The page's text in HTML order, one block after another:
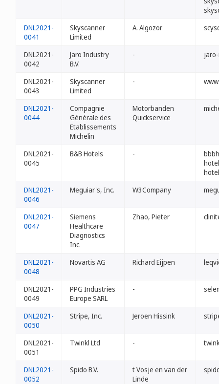
DNL2021-
0041
Skyscanner
Limited
A. Algozor
DNL2021-
0042
Jaro Industry
B.V.
-
DNL2021-
0043
Skyscanner
Limited
-
DNL2021-
0044
Compagnie
Générale des
Etablissements
Michelin
Motorbanden
Quickservice
DNL2021-
0045
B&B Hotels -
DNL2021-
0046
Meguiar's, Inc. W3Company
DNL2021-
0047
Siemens
Healthcare
Diagnostics
Inc.
Zhao, Pieter
DNL2021-
0048
Novartis AG Richard Eijpen
DNL2021-
0049
PPG Industries
Europe SARL
-
DNL2021-
0050
Stripe, Inc. Jeroen Hissink
DNL2021-
0051
Twinkl Ltd -
DNL2021-
0052
Spido B.V.
t Vosje en van der
Linde